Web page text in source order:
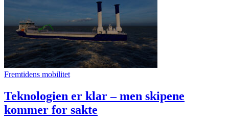
Fremtidens mobilitet
Teknologien er klar – men skipene
kommer for sakte